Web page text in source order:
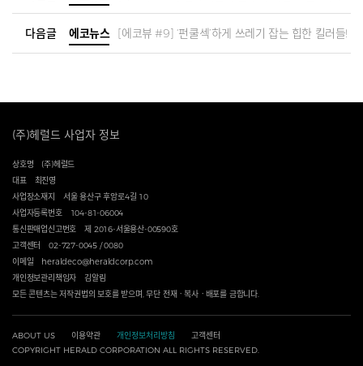
다음글 에코뉴스 [에코뷰 #9] ‘펀쿨섹’하게 쓰레기 잡는 힙한 킬러들!
(주)헤럴드 사업자 정보
상호명
(주)헤럴드
대표
최진영
사업장소재지
서울 용산구 후암로4길 10
사업자등록번호
104-81-06004
통신판매업신고번호
제 2016-서울용산-00590호
고객센터
02-727-0045 / 0080
이메일
heraldeco@heraldcorp.com
개인정보관리책임자
김알림
모든 콘텐츠는 저작권법의 보호를 받으며, 무단 전재ㆍ복사ㆍ배포를 금합니다.
ABOUT US 이용약관 개인정보처리방침
고객센터
COPYRIGHT HERALD CORPORATION ALL RIGHTS RESERVED.